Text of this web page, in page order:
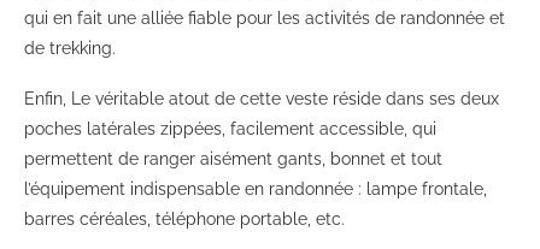
qui en fait une alliée fiable pour les activités de randonnée et
de trekking.
Enfin, Le véritable atout de cette veste réside dans ses deux
poches latérales zippées, facilement accessible, qui
permettent de ranger aisément gants, bonnet et tout
l’équipement indispensable en randonnée : lampe frontale,
barres céréales, téléphone portable, etc.